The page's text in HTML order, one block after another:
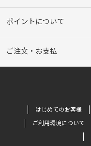
ポイントについて
ご注文・お支払
はじめてのお客様
ご利用環境について